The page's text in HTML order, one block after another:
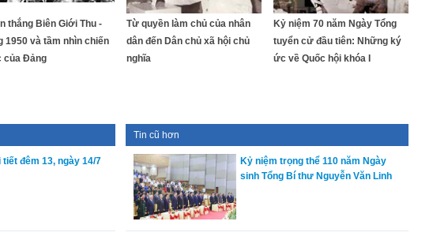
thắng Biên Giới Thu -
1950 và tầm nhìn chiến
của Đảng
Từ quyền làm chủ của nhân
dân đến Dân chủ xã hội chủ
nghĩa
Kỷ niệm 70 năm Ngày Tổng
tuyển cử đầu tiên: Những ký
ức về Quốc hội khóa I
đêm 13, ngày 14/7
Tin cũ hơn
Kỷ niệm trọng thể 110 năm Ngày
sinh Tổng Bí thư Nguyễn Văn Linh